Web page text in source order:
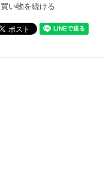
買い物を続ける